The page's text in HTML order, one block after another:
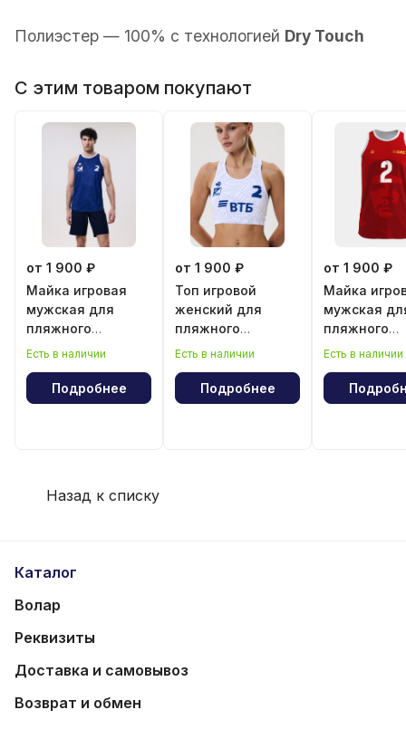
Полиэстер — 100% с технологией Dry Touch
С этим товаром покупают
от 1 900 ₽
Майка игровая
мужская для
пляжного
волейбола
Есть в наличии
Подробнее
от 1 900 ₽
Топ игровой
женский для
пляжного
волейбола
Есть в наличии
Подробнее
от 1 900 ₽
Майка
мужская
пляжного
волейбола
Гевара"
Есть в наличии
Назад к списку
Каталог
Волар
Реквизиты
Доставка и самовывоз
Возврат и обмен